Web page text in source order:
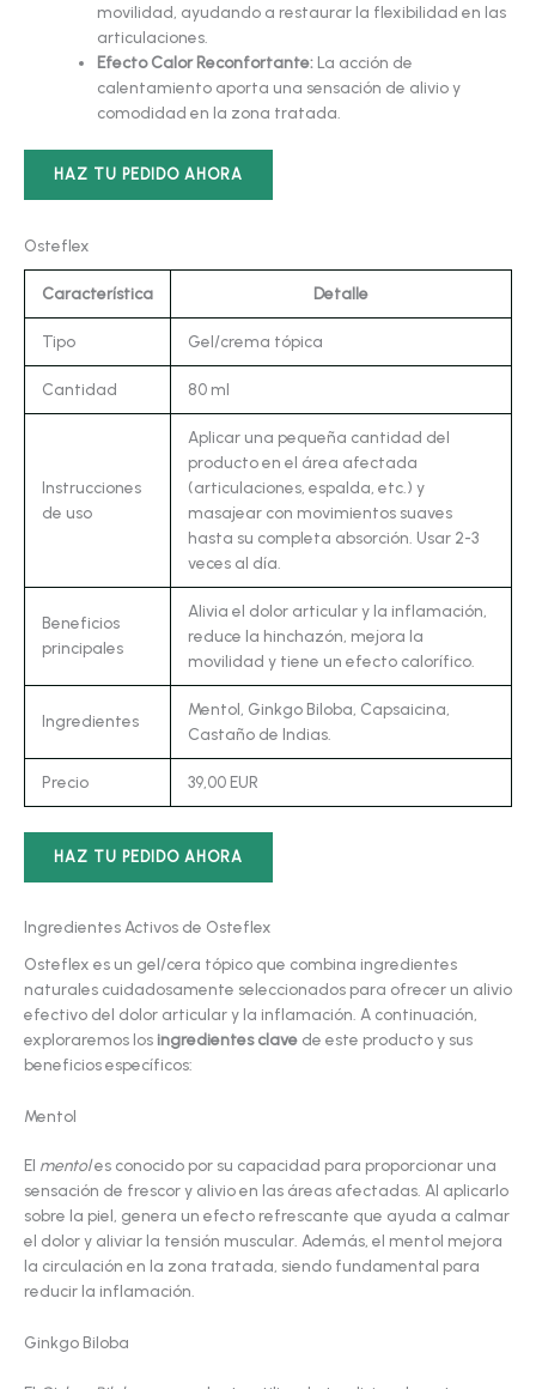
movilidad, ayudando a restaurar la flexibilidad en las
articulaciones.
Efecto Calor Reconfortante: La acción de
calentamiento aporta una sensación de alivio y
comodidad en la zona tratada.
HAZ TU PEDIDO AHORA
Osteflex
Característica Detalle
Tipo Gel/crema tópica
Cantidad 80 ml
Instrucciones
de uso
Aplicar una pequeña cantidad del
producto en el área afectada
(articulaciones, espalda, etc.) y
masajear con movimientos suaves
hasta su completa absorción. Usar 2-3
veces al día.
Beneficios
principales
Alivia el dolor articular y la inflamación,
reduce la hinchazón, mejora la
movilidad y tiene un efecto calorífico.
Ingredientes
Mentol, Ginkgo Biloba, Capsaicina,
Castaño de Indias.
Precio 39,00 EUR
HAZ TU PEDIDO AHORA
Ingredientes Activos de Osteflex
Osteflex es un gel/cera tópico que combina ingredientes
naturales cuidadosamente seleccionados para ofrecer un alivio
efectivo del dolor articular y la inflamación. A continuación,
exploraremos los ingredientes clave de este producto y sus
beneficios específicos:
Mentol
El mentoles conocido por su capacidad para proporcionar una
sensación de frescor y alivio en las áreas afectadas. Al aplicarlo
sobre la piel, genera un efecto refrescante que ayuda a calmar
el dolor y aliviar la tensión muscular. Además, el mentol mejora
la circulación en la zona tratada, siendo fundamental para
reducir la inflamación.
Ginkgo Biloba